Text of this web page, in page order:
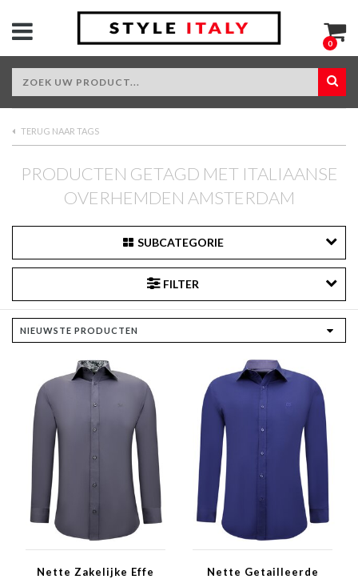
0
TERUG NAAR TAGS
PRODUCTEN GETAGD MET ITALIAANSE
OVERHEMDEN AMSTERDAM
SUBCATEGORIE
FILTER
Nette Zakelijke Effe
Nette Getailleerde